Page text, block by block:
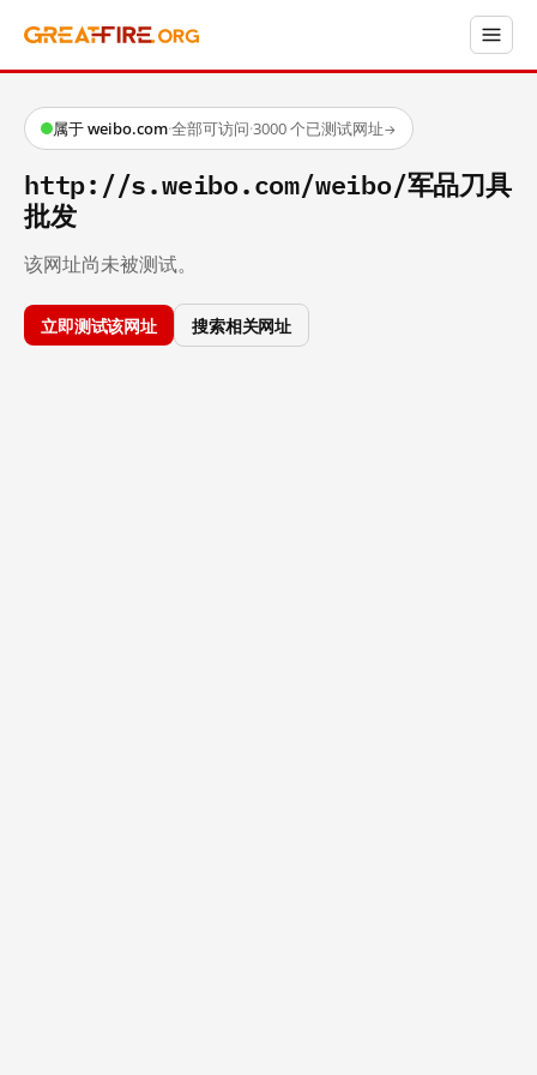
属于 weibo.com·全部可访问·3000 个已测试网址→
http://s.weibo.com/weibo/军品刀具
批发
该网址尚未被测试。
立即测试该网址 搜索相关网址